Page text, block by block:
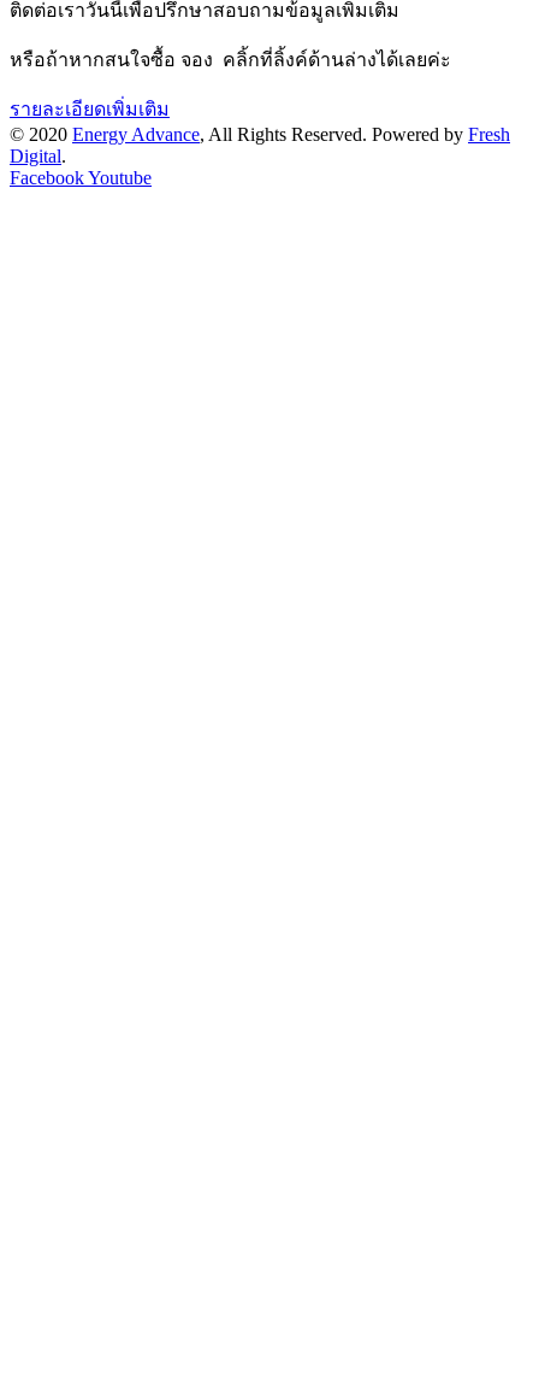
ติดต่อเราวันนี้เพื่อปรึกษาสอบถามข้อมูลเพิ่มเติม
หรือถ้าหากสนใจซื้อ จอง คลิ้กที่ลิ้งค์ด้านล่างได้เลยค่ะ
รายละเอียดเพิ่มเติม
© 2020 Energy Advance, All Rights Reserved. Powered by Fresh
Digital.
FacebookYoutube